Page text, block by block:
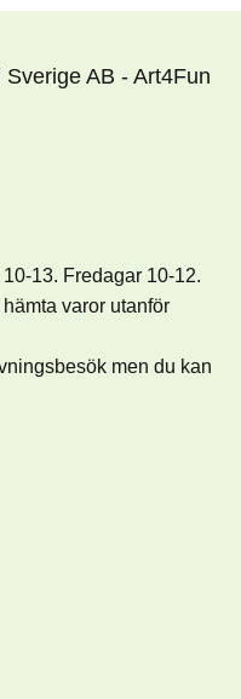
AB - Art4Fun
13. Fredagar 10-12.
varor utanför
men du kan